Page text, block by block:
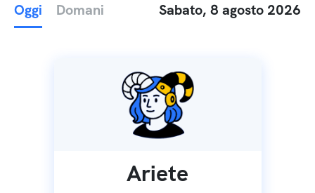
Oggi Domani Sabato, 8 agosto 2026
Ariete